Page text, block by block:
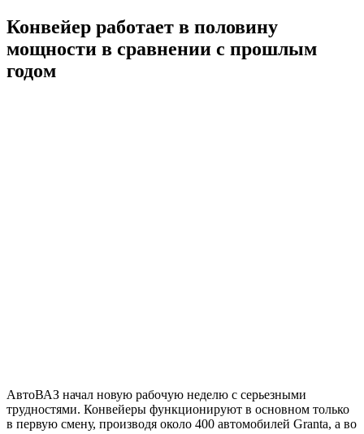
Конвейер работает в половину
мощности в сравнении с прошлым
годом
АвтоВАЗ начал новую рабочую неделю с серьезными
трудностями. Конвейеры функционируют в основном только
в первую смену, производя около 400 автомобилей Granta, а во